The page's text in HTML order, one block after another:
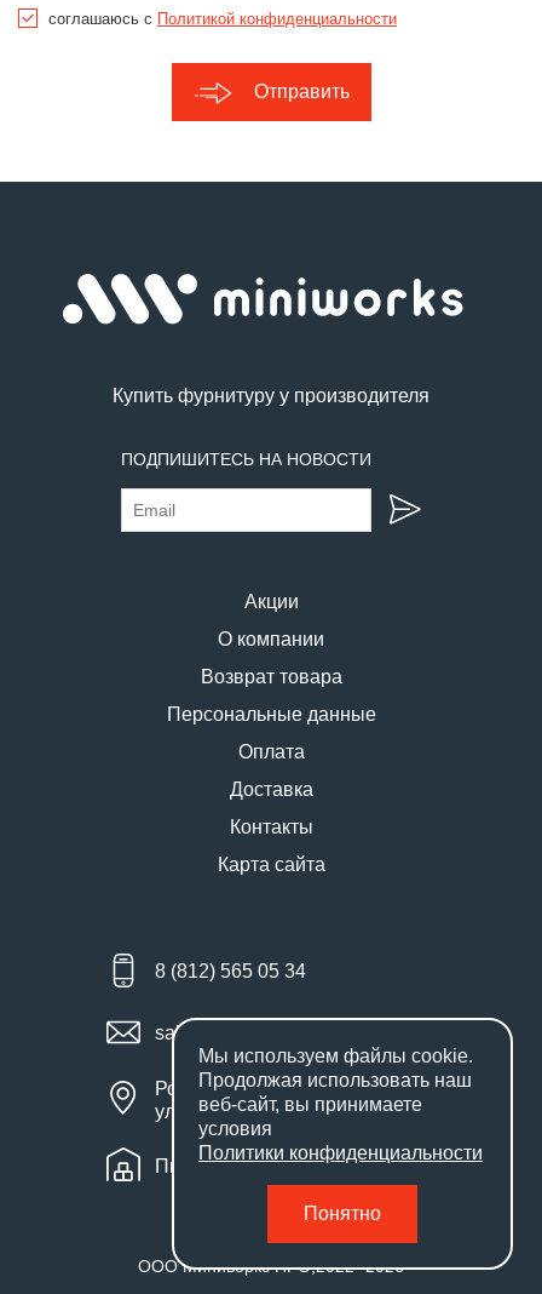
соглашаюсь с Политикой конфиденциальности
Отправить
Купить фурнитуру у производителя
ПОДПИШИТЕСЬ НА НОВОСТИ
Акции
О компании
Возврат товара
Персональные данные
Оплата
Доставка
Контакты
Карта сайта
8 (812) 565 05 34
sales@miniworks.ru
Россия, Санкт-Петербург,
улица Маршала Новикова, 28Е
Пн – Пт: с 9:00 до 18:00
ООО Миниворкс ПРО,2022- 2026
Мы используем файлы cookie.
Продолжая использовать наш
веб-сайт, вы принимаете
условия
Политики конфиденциальности
Понятно